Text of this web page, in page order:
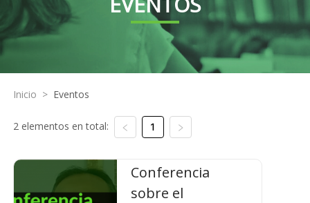
Inicio > Eventos
2 elementos en total: 1
Conferencia
sobre el